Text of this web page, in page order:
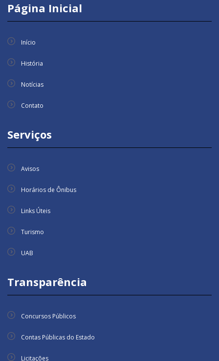
Página Inicial
Início
História
Notícias
Contato
Serviços
Avisos
Horários de Ônibus
Links Úteis
Turismo
UAB
Transparência
Concursos Públicos
Contas Públicas do Estado
Licitações